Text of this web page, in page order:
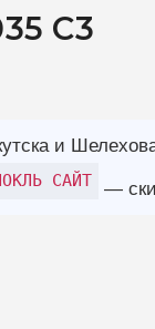
— скидка 10%